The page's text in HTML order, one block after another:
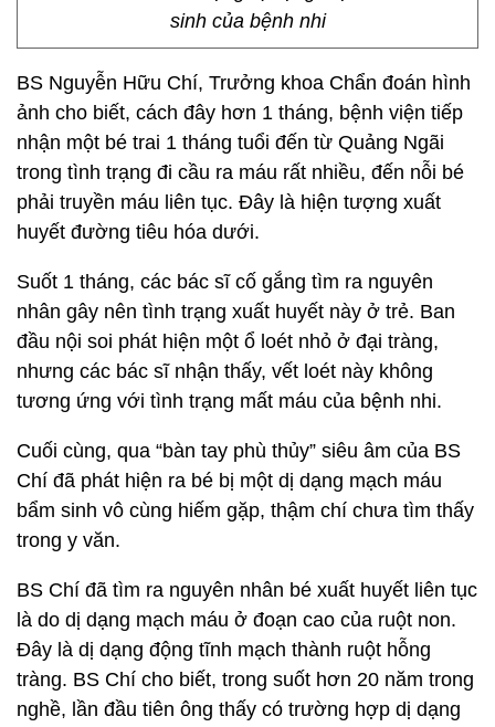
sinh của bệnh nhi
BS Nguyễn Hữu Chí, Trưởng khoa Chẩn đoán hình
ảnh cho biết, cách đây hơn 1 tháng, bệnh viện tiếp
nhận một bé trai 1 tháng tuổi đến từ Quảng Ngãi
trong tình trạng đi cầu ra máu rất nhiều, đến nỗi bé
phải truyền máu liên tục. Đây là hiện tượng xuất
huyết đường tiêu hóa dưới.
Suốt 1 tháng, các bác sĩ cố gắng tìm ra nguyên
nhân gây nên tình trạng xuất huyết này ở trẻ. Ban
đầu nội soi phát hiện một ổ loét nhỏ ở đại tràng,
nhưng các bác sĩ nhận thấy, vết loét này không
tương ứng với tình trạng mất máu của bệnh nhi.
Cuối cùng, qua “bàn tay phù thủy” siêu âm của BS
Chí đã phát hiện ra bé bị một dị dạng mạch máu
bẩm sinh vô cùng hiếm gặp, thậm chí chưa tìm thấy
trong y văn.
BS Chí đã tìm ra nguyên nhân bé xuất huyết liên tục
là do dị dạng mạch máu ở đoạn cao của ruột non.
Đây là dị dạng động tĩnh mạch thành ruột hỗng
tràng. BS Chí cho biết, trong suốt hơn 20 năm trong
nghề, lần đầu tiên ông thấy có trường hợp dị dạng